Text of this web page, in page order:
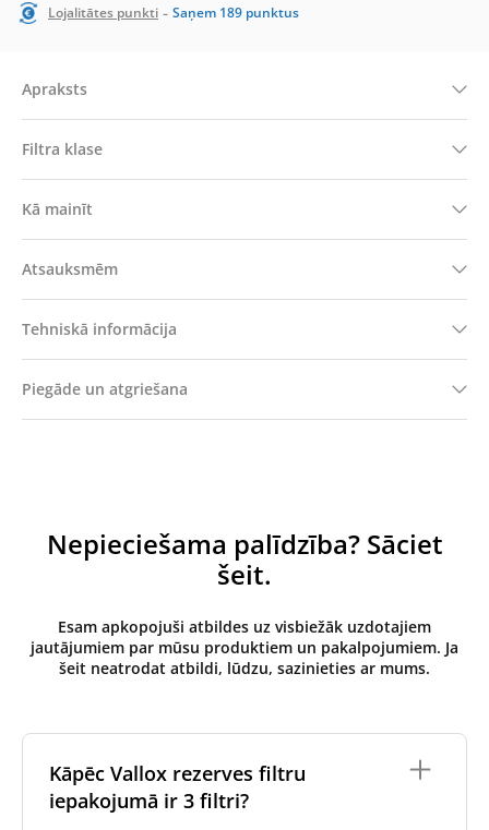
Lojalitātes punkti - Saņem 189 punktus
Apraksts
Filtra klase
Kā mainīt
Atsauksmēm
Tehniskā informācija
Piegāde un atgriešana
Nepieciešama palīdzība? Sāciet
šeit.
Esam apkopojuši atbildes uz visbiežāk uzdotajiem
jautājumiem par mūsu produktiem un pakalpojumiem. Ja
šeit neatrodat atbildi, lūdzu, sazinieties ar mums.
Kāpēc Vallox rezerves filtru
iepakojumā ir 3 filtri?